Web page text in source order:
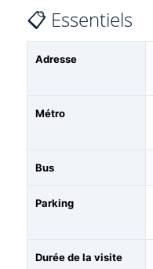
📋 Essentiels
Adresse
Métro
Bus
Parking
Durée de la visite